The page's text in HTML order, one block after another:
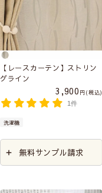
【レースカーテン】ストリン
グライン
3,900
税込
1件
洗濯機
無料サンプル請求